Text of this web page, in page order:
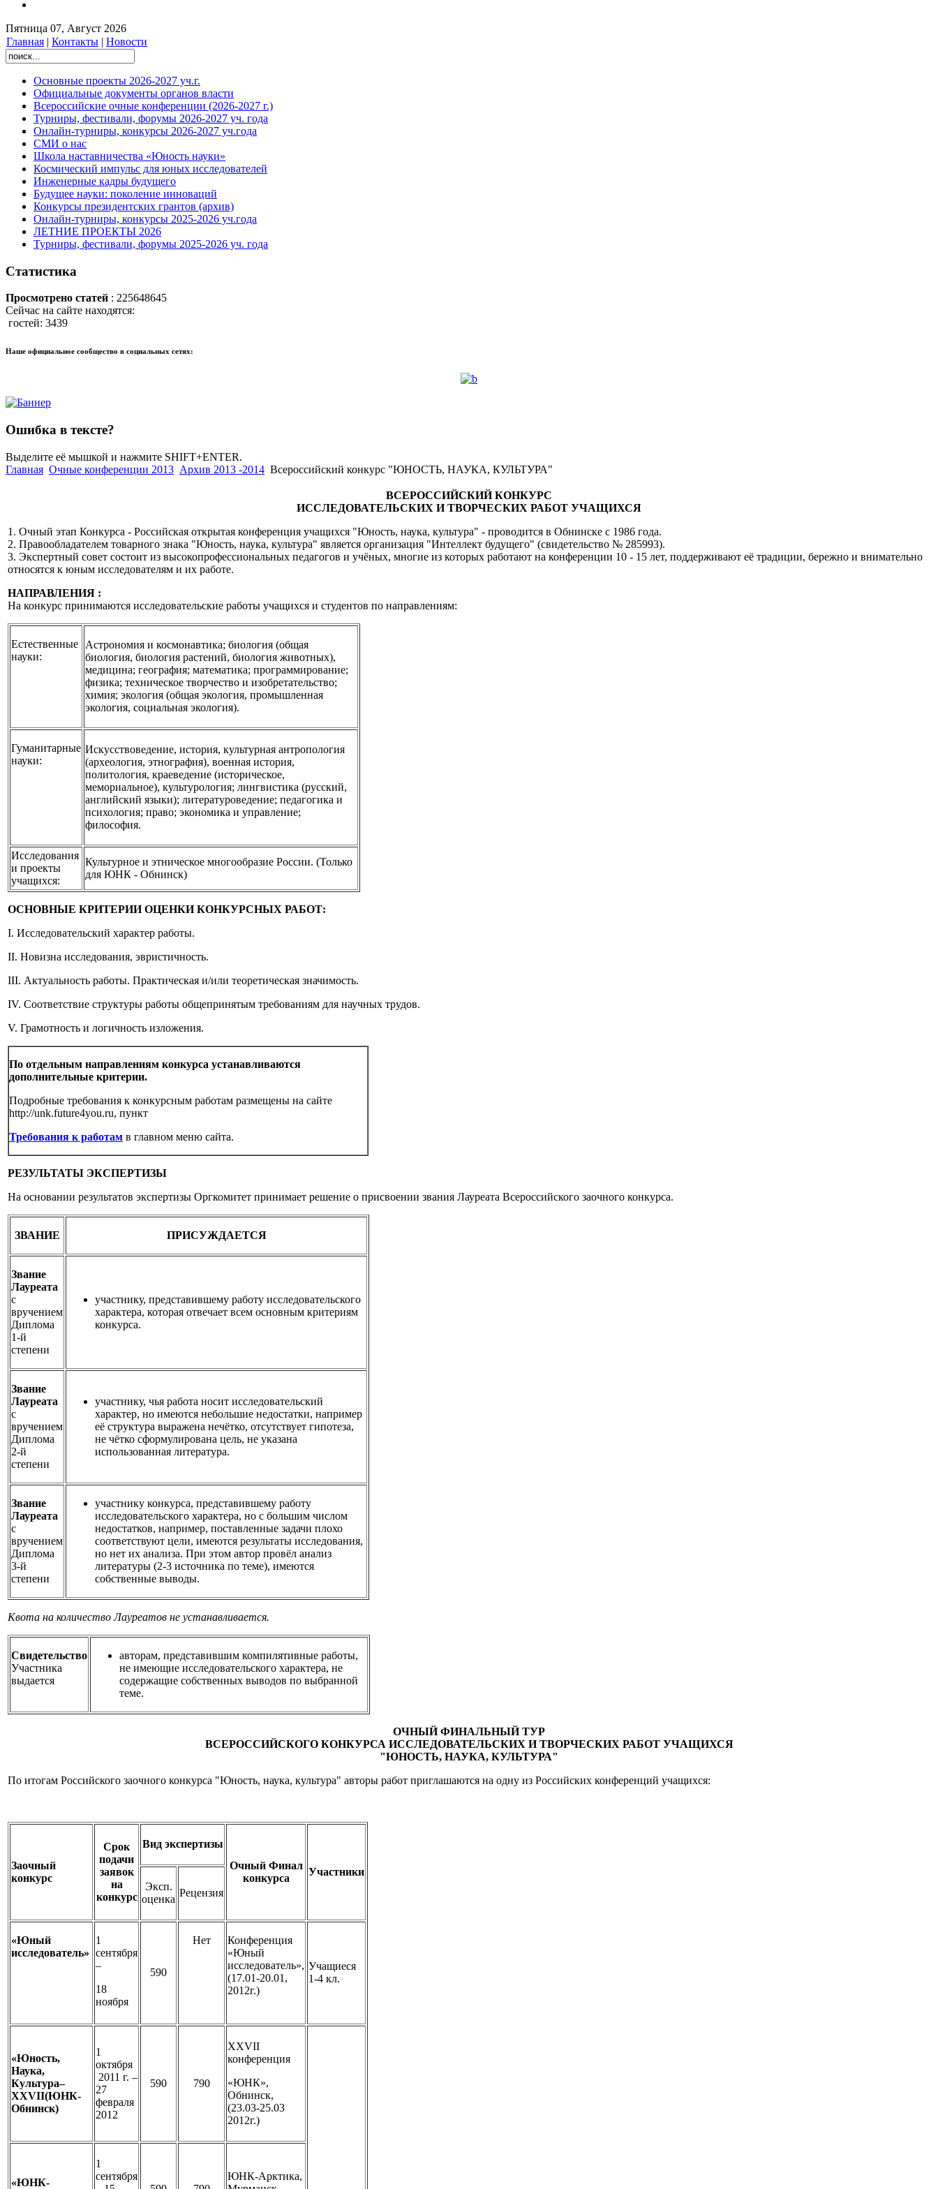
Пятница 07, Август 2026
Главная | Контакты | Новости
Основные проекты 2026-2027 уч.г.
Официальные документы органов власти
Всероссийские очные конференции (2026-2027 г.)
Турниры, фестивали, форумы 2026-2027 уч. года
Онлайн-турниры, конкурсы 2026-2027 уч.года
СМИ о нас
Школа наставничества «Юность науки»
Космический импульс для юных исследователей
Инженерные кадры будущего
Будущее науки: поколение инноваций
Конкурсы президентских грантов (архив)
Онлайн-турниры, конкурсы 2025-2026 уч.года
ЛЕТНИЕ ПРОЕКТЫ 2026
Турниры, фестивали, форумы 2025-2026 уч. года
Статистика
Просмотрено статей : 225648645
Сейчас на сайте находятся:
гостей: 3439
Наше официальное сообщество в социальных сетях:
Ошибка в тексте?
Выделите её мышкой и нажмите SHIFT+ENTER.
Главная Очные конференции 2013 Архив 2013 -2014 Всероссийский конкурс "ЮНОСТЬ, НАУКА, КУЛЬТУРА"
ВСЕРОССИЙСКИЙ КОНКУРС
ИССЛЕДОВАТЕЛЬСКИХ И ТВОРЧЕСКИХ РАБОТ УЧАЩИХСЯ
1. Очный этап Конкурса - Российская открытая конференция учащихся "Юность, наука, культура" - проводится в Обнинске с 1986 года.
2. Правообладателем товарного знака "Юность, наука, культура" является организация "Интеллект будущего" (свидетельство № 285993).
3. Экспертный совет состоит из высокопрофессиональных педагогов и учёных, многие из которых работают на конференции 10 - 15 лет, поддерживают её традиции, бережно и внимательно
относятся к юным исследователям и их работе.
НАПРАВЛЕНИЯ :
На конкурс принимаются исследовательские работы учащихся и студентов по направлениям:
Естественные
науки:
Астрономия и космонавтика; биология (общая
биология, биология растений, биология животных),
медицина; география; математика; программирование;
физика; техническое творчество и изобретательство;
химия; экология (общая экология, промышленная
экология, социальная экология).
Гуманитарные
науки:
Искусствоведение, история, культурная антропология
(археология, этнография), военная история,
политология, краеведение (историческое,
мемориальное), культурология; лингвистика (русский,
английский языки); литературоведение; педагогика и
психология; право; экономика и управление;
философия.
Исследования
и проекты
учащихся:
Культурное и этническое многообразие России. (Только
для ЮНК - Обнинск)
ОСНОВНЫЕ КРИТЕРИИ ОЦЕНКИ КОНКУРСНЫХ РАБОТ:
I. Исследовательский характер работы.
II. Новизна исследования, эвристичность.
III. Актуальность работы. Практическая и/или теоретическая значимость.
IV. Соответствие структуры работы общепринятым требованиям для научных трудов.
V. Грамотность и логичность изложения.
По отдельным направлениям конкурса устанавливаются
дополнительные критерии.
Подробные требования к конкурсным работам размещены на сайте
http://unk.future4you.ru, пункт
Требования к работам в главном меню сайта.
РЕЗУЛЬТАТЫ ЭКСПЕРТИЗЫ
На основании результатов экспертизы Оргкомитет принимает решение о присвоении звания Лауреата Всероссийского заочного конкурса.
ЗВАНИЕ ПРИСУЖДАЕТСЯ
Звание
Лауреата
с
вручением
Диплома
1-й
степени
участнику, представившему работу исследовательского
характера, которая отвечает всем основным критериям
конкурса.
Звание
Лауреата
с
вручением
Диплома
2-й
степени
участнику, чья работа носит исследовательский
характер, но имеются небольшие недостатки, например
её структура выражена нечётко, отсутствует гипотеза,
не чётко сформулирована цель, не указана
использованная литература.
Звание
Лауреата
с
вручением
Диплома
3-й
степени
участнику конкурса, представившему работу
исследовательского характера, но с большим числом
недостатков, например, поставленные задачи плохо
соответствуют цели, имеются результаты исследования,
но нет их анализа. При этом автор провёл анализ
литературы (2-3 источника по теме), имеются
собственные выводы.
Квота на количество Лауреатов не устанавливается.
Свидетельство
Участника
выдается
авторам, представившим компилятивные работы,
не имеющие исследовательского характера, не
содержащие собственных выводов по выбранной
теме.
ОЧНЫЙ ФИНАЛЬНЫЙ ТУР
ВСЕРОССИЙСКОГО КОНКУРСА ИССЛЕДОВАТЕЛЬСКИХ И ТВОРЧЕСКИХ РАБОТ УЧАЩИХСЯ
"ЮНОСТЬ, НАУКА, КУЛЬТУРА"
По итогам Российского заочного конкурса "Юность, наука, культура" авторы работ приглашаются на одну из Российских конференций учащихся:
Заочный
конкурс
Срок
подачи
заявок
на
конкурс
Вид экспертизы
Очный Финал
конкурса
Участники
Эксп.
оценка
Рецензия
«Юный
исследователь»
1
сентября
–
18
ноября
590
Нет
Конференция
«Юный
исследователь»,
(17.01-20.01,
2012г.)
Учащиеся
1-4 кл.
«Юность,
Наука,
Культура–
XXVII(ЮНК-
Обнинск)
1
октября
2011 г. –
27
февраля
2012
590 790
XXVII
конференция
«ЮНК»,
Обнинск,
(23.03-25.03
2012г.)
«ЮНК-
1
сентября
ЮНК-Арктика,